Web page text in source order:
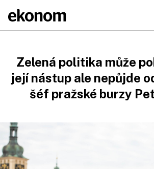
Zelená politika může
její nástup ale nepůjde
šéf pražské burzy